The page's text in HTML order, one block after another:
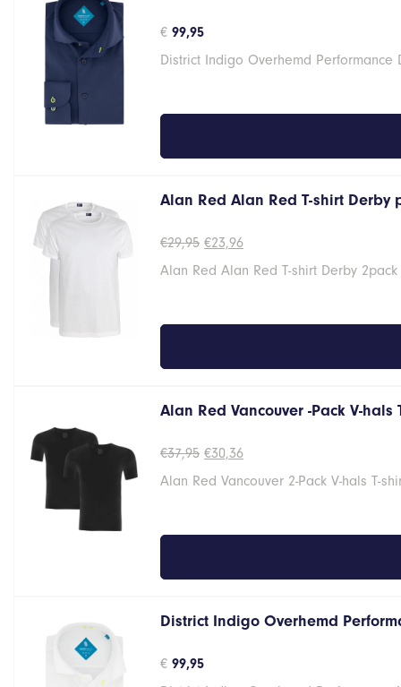
€ 99,95
District Indigo Overhemd Performance
Alan Red Alan Red T-shirt Derby
€29,95 Oorspronkelijke
was:
€23,96Huidige
is:
Alan Red Alan Red T-shirt Derby
Alan Red Vancouver -Pack V-hals
€37,95 Oorspronkelijke
was:
€30,36Huidige
is:
Alan Red Vancouver 2-Pack V-hals T-
District Indigo Overhemd
€ 99,95